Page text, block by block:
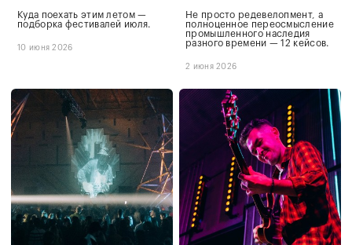
Куда поехать этим летом —
подборка фестивалей июля.
10 июня 2026
Не просто редевелопмент, а
полноценное переосмысление
промышленного наследия
разного времени — 12 кейсов.
2 июня 2026